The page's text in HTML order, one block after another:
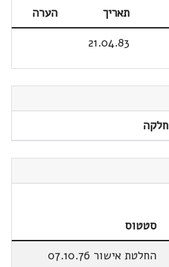
תאריך
הערה
21.04.83
חלקה
סטטוס
החלטת אישור 07.10.76